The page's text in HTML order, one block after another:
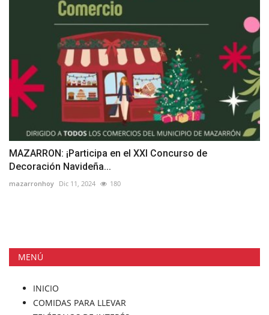
MAZARRON: ¡Participa en el XXI Concurso de
Decoración Navideña...
mazarronhoy Dic 11, 2024 180
MENÚ
INICIO
COMIDAS PARA LLEVAR